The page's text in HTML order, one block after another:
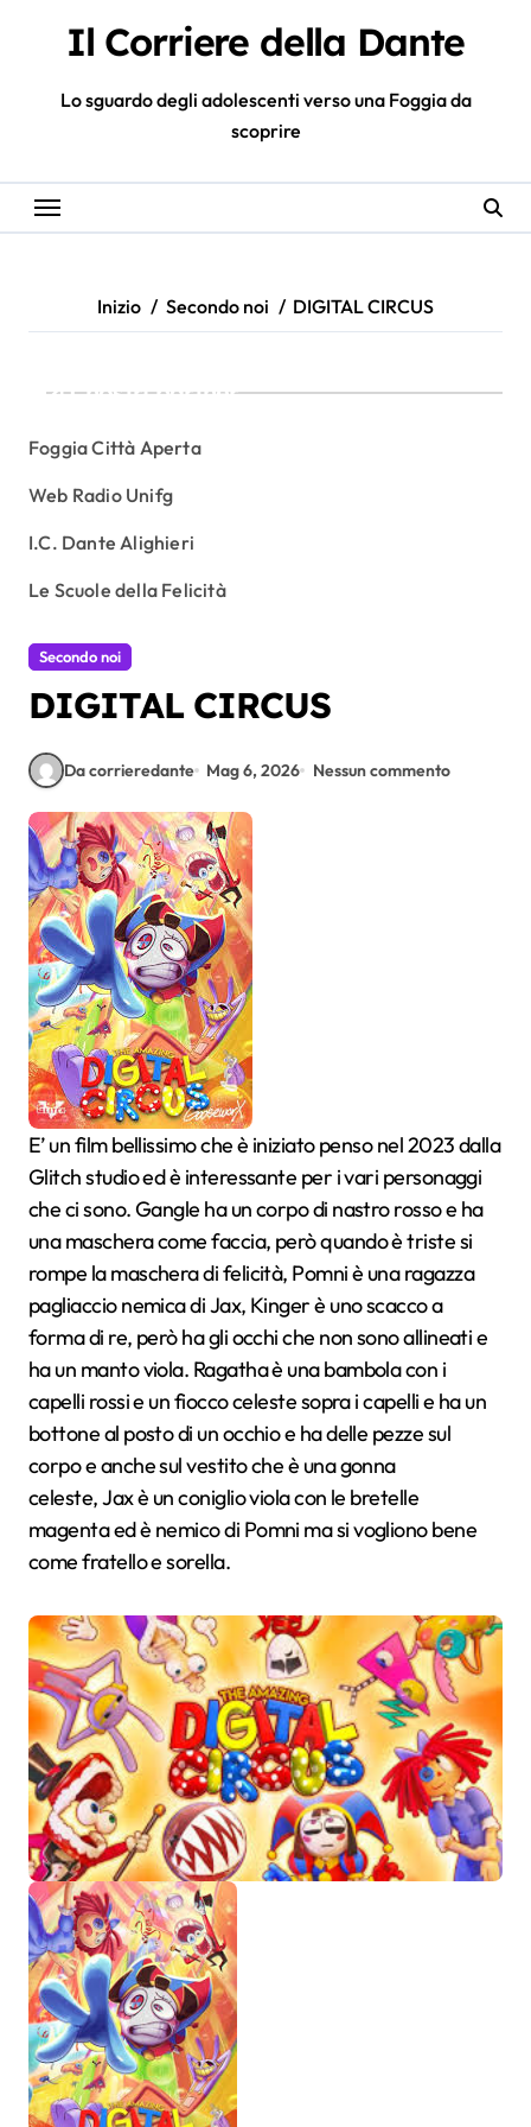
Il Corriere della Dante
Lo sguardo degli adolescenti verso una Foggia da
scoprire
Inizio Secondo noi DIGITAL CIRCUS
I nostri partner
Foggia Città Aperta
Web Radio Unifg
I.C. Dante Alighieri
Le Scuole della Felicità
Secondo noi
DIGITAL CIRCUS
Da corrieredante Mag 6, 2026 Nessun commento
E’ un film bellissimo che è iniziato penso nel 2023 dalla
Glitch studio ed è interessante per i vari personaggi
che ci sono. Gangle ha un corpo di nastro rosso e ha
una maschera come faccia, però quando è triste si
rompe la maschera di felicità, Pomni è una ragazza
pagliaccio nemica di Jax, Kinger è uno scacco a
forma di re, però ha gli occhi che non sono allineati e
ha un manto viola. Ragatha è una bambola con i
capelli rossi e un fiocco celeste sopra i capelli e ha un
bottone al posto di un occhio e ha delle pezze sul
corpo e anche sul vestito che è una gonna
celeste, Jax è un coniglio viola con le bretelle
magenta ed è nemico di Pomni ma si vogliono bene
come fratello e sorella.